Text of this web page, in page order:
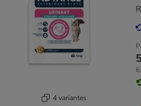
4 variantes